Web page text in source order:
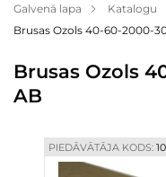
Apmaksa
Blogs
Galvenā lapa Katalogu
Brusas Ozols 40-60-2000-
Brusas Ozols
AB
PIEDĀVĀTĀJA KODS: